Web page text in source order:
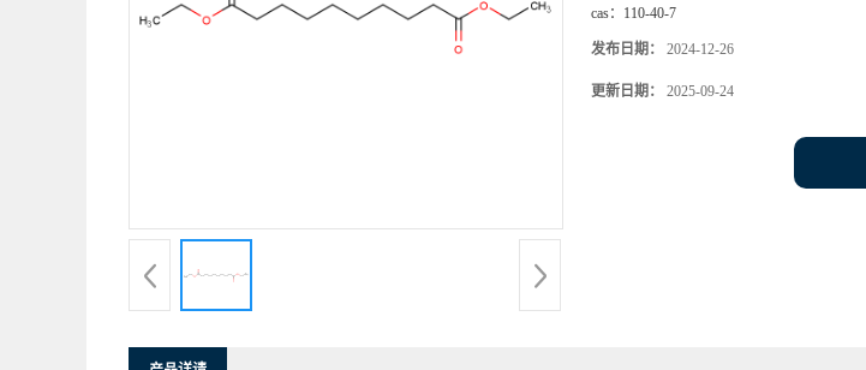
cas： 110-40-7
发布日期： 2024-12-26
更新日期： 2025-09-24